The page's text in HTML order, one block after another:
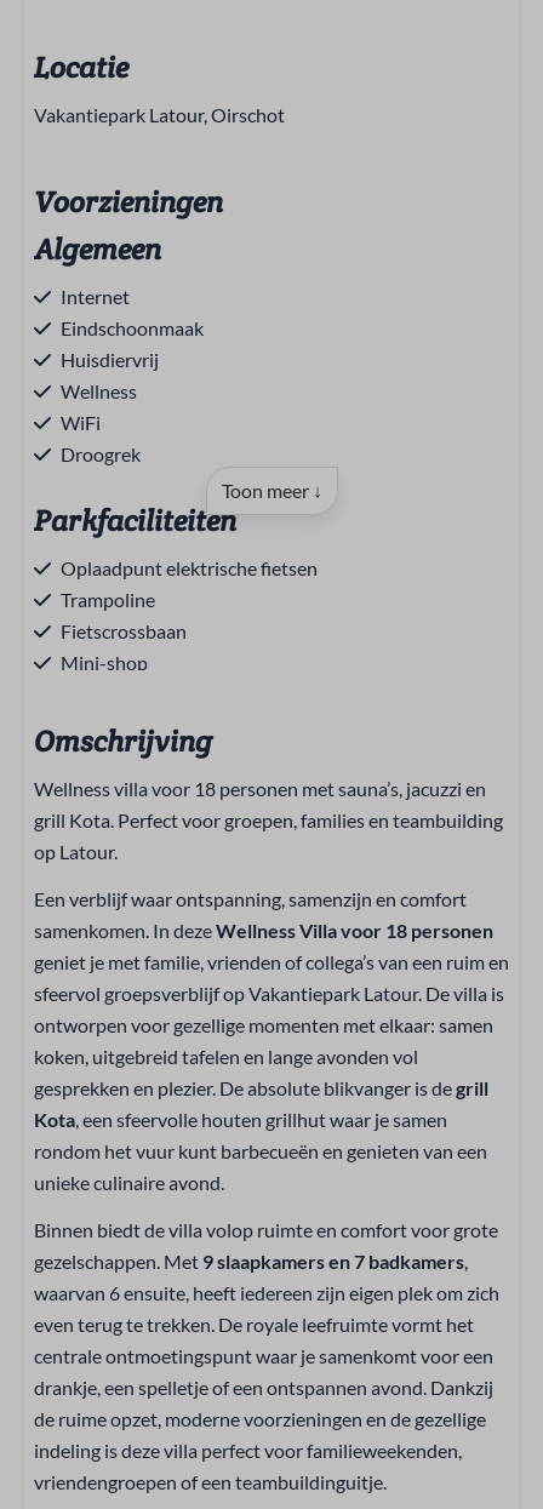
Locatie
Vakantiepark Latour, Oirschot
Voorzieningen
Algemeen
Internet
Eindschoonmaak
Huisdiervrij
Wellness
WiFi
Droogrek
Parkfaciliteiten
Oplaadpunt elektrische fietsen
Trampoline
Fietscrossbaan
Mini-shop
Buitenspeeltuin
Binnenzwembad
Voetbalveld
Buitenzwembad
Fietsverhuur
Wellness
Sauna
Jacuzzi
Verwarming & Verkoeling
Centrale verwarming
Airconditioning
Flatscreen TV
Smart TV
AM/FM radio
Sport en activiteiten
Tennisbaan
Tafeltennistafel
Tafelvoetbal
Toon meer ↓
Omschrijving
Wellness villa voor 18 personen met sauna’s, jacuzzi en
grill Kota. Perfect voor groepen, families en teambuilding
op Latour.
Een verblijf waar ontspanning, samenzijn en comfort
samenkomen. In dezeWellness Villa voor 18 personen
geniet je met familie, vrienden of collega’s van een ruim en
sfeervol groepsverblijf op Vakantiepark Latour. De villa is
ontworpen voor gezellige momenten met elkaar: samen
koken, uitgebreid tafelen en lange avonden vol
gesprekken en plezier. De absolute blikvanger is degrill
Kota, een sfeervolle houten grillhut waar je samen
rondom het vuur kunt barbecueën en genieten van een
unieke culinaire avond.
Binnen biedt de villa volop ruimte en comfort voor grote
gezelschappen. Met 9 slaapkamers en 7 badkamers,
waarvan 6 ensuite, heeft iedereen zijn eigen plek om zich
even terug te trekken. De royale leefruimte vormt het
centrale ontmoetingspunt waar je samenkomt voor een
drankje, een spelletje of een ontspannen avond. Dankzij
de ruime opzet, moderne voorzieningen en de gezellige
indeling is deze villa perfect voor familieweekenden,
vriendengroepen of een teambuildinguitje.